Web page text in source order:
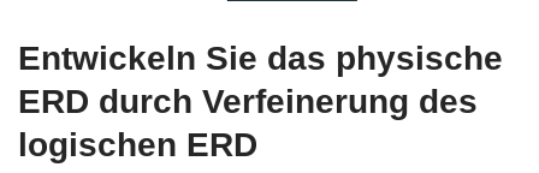
Entwickeln Sie das physische
ERD durch Verfeinerung des
logischen ERD